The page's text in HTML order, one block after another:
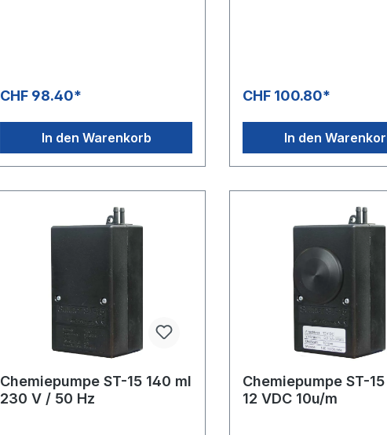
CHF 98.40*
In den Warenkorb
CHF 100.80*
In den
Chemiepumpe ST-15 140 ml
230 V / 50 Hz
Chemiepumpe ST-
12 VDC 10u/m